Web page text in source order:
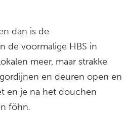
dan is de
de voormalige HBS in
meer, maar strakke
en deuren open en
en je na het douchen
föhn.